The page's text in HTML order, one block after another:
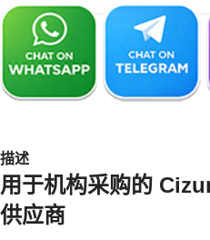
描述
用于机构采购的
供应商